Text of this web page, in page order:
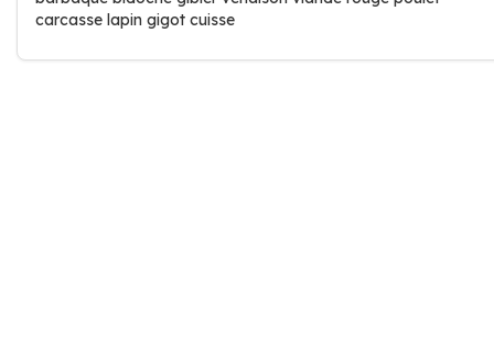
carcasse lapin gigot cuisse